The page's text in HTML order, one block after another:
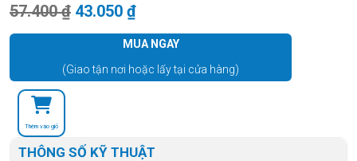
57.400₫ Giá gốc là: 57.400 ₫.
43.050 ₫Giá hiện tại là: 43.050 ₫.
MUA NGAY
(Giao tận nơi hoặc lấy tại cửa hàng)
Thêm vào giỏ
THÔNG SỐ KỸ THUẬT